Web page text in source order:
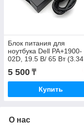
Блок питания для
ноутбука Dell PA+1900-
02D, 19.5 В/ 65 Вт (3.34
А), 7.4/0.7/5.0 мм
5 500 ₸
Купить
О нас